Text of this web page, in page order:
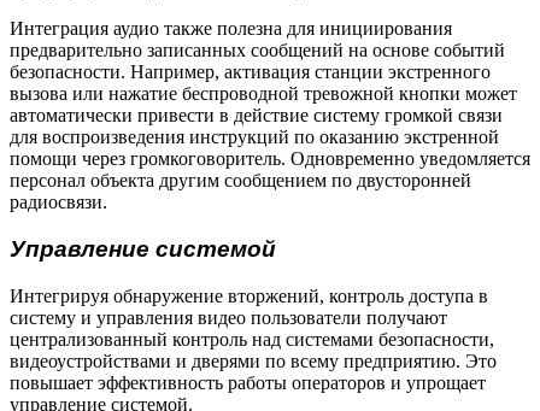
Интеграция аудио также полезна для инициирования
предварительно записанных сообщений на основе событий
безопасности. Например, активация станции экстренного
вызова или нажатие беспроводной тревожной кнопки может
автоматически привести в действие систему громкой связи
для воспроизведения инструкций по оказанию экстренной
помощи через громкоговоритель. Одновременно уведомляется
персонал объекта другим сообщением по двусторонней
радиосвязи.
Управление системой
Интегрируя обнаружение вторжений, контроль доступа в
систему и управления видео пользователи получают
централизованный контроль над системами безопасности,
видеоустройствами и дверями по всему предприятию. Это
повышает эффективность работы операторов и упрощает
управление системой.